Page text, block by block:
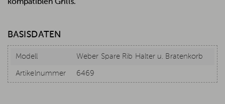
kompatiblen Grills.
BASISDATEN
Modell Weber Spare Rib Halter u. Bratenkorb
Artikelnummer 6469